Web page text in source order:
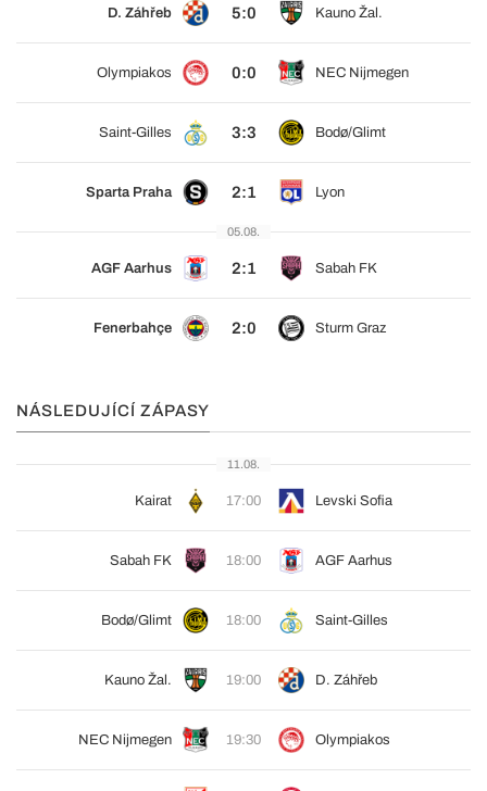
D. Záhřeb 5:0 Kauno Žal.
Olympiakos 0:0 NEC Nijmegen
Saint-Gilles 3:3 Bodø/Glimt
Sparta Praha 2:1 Lyon
05.08.
AGF Aarhus 2:1 Sabah FK
Fenerbahçe 2:0 Sturm Graz
NÁSLEDUJÍCÍ ZÁPASY
11.08.
Kairat 17:00 Levski Sofia
Sabah FK 18:00 AGF Aarhus
Bodø/Glimt 18:00 Saint-Gilles
Kauno Žal. 19:00 D. Záhřeb
NEC Nijmegen 19:30 Olympiakos